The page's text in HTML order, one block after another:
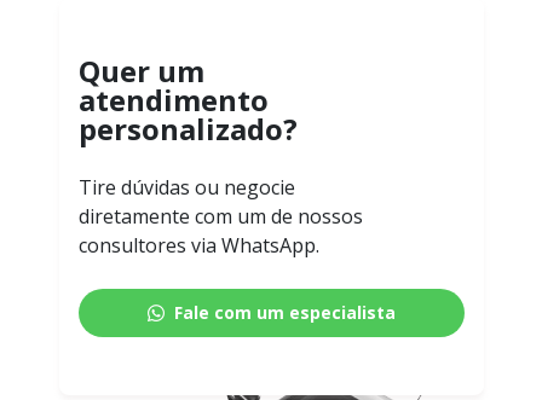
Quer um
atendimento
personalizado?
Tire dúvidas ou negocie
diretamente com um de nossos
consultores via WhatsApp.
Fale com um especialista